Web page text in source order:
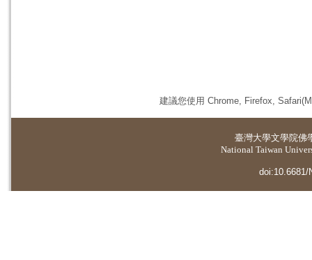
建議您使用 Chrome, Firefox,
臺灣大學文學院佛
National Taiwan
doi:10.6681/